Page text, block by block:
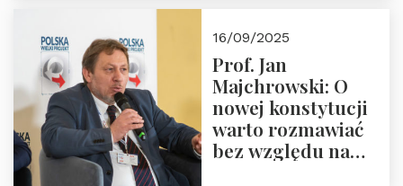
16/09/2025
Prof. Jan
Majchrowski: O
nowej konstytucji
warto rozmawiać
bez względu na